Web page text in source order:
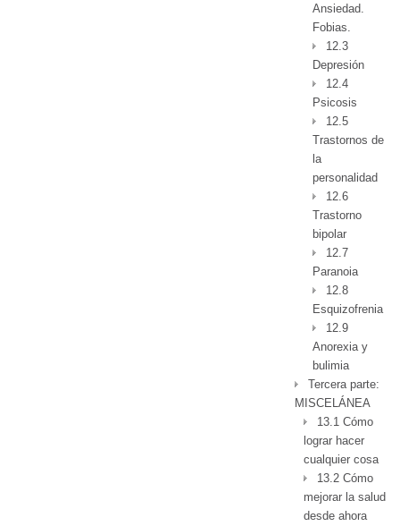
Ansiedad.
Fobias.
12.3
Depresión
12.4
Psicosis
12.5
Trastornos de
la
personalidad
12.6
Trastorno
bipolar
12.7
Paranoia
12.8
Esquizofrenia
12.9
Anorexia y
bulimia
Tercera parte:
MISCELÁNEA
13.1 Cómo
lograr hacer
cualquier cosa
13.2 Cómo
mejorar la salud
desde ahora